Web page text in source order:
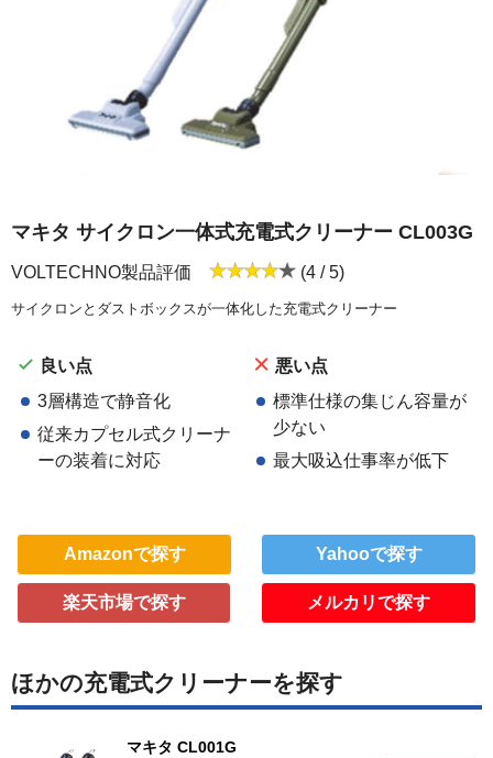
マキタ サイクロン一体式充電式クリーナー CL003G
VOLTECHNO製品評価 (4 / 5)
サイクロンとダストボックスが一体化した充電式クリーナー
良い点
3層構造で静音化
従来カプセル式クリーナ
ーの装着に対応
悪い点
標準仕様の集じん容量が
少ない
最大吸込仕事率が低下
Amazonで探す
楽天市場で探す
Yahooで探す
メルカリで探す
ほかの充電式クリーナーを探す
マキタ CL001G